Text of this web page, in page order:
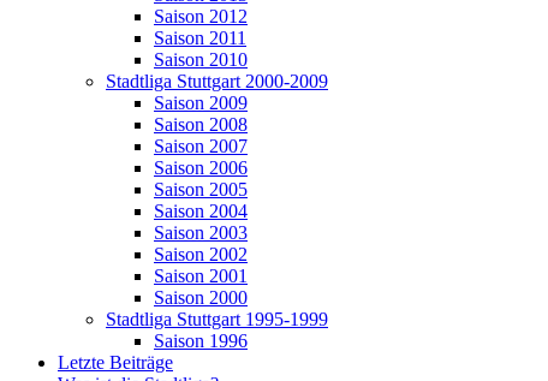
Saison 2012
Saison 2011
Saison 2010
Stadtliga Stuttgart 2000-2009
Saison 2009
Saison 2008
Saison 2007
Saison 2006
Saison 2005
Saison 2004
Saison 2003
Saison 2002
Saison 2001
Saison 2000
Stadtliga Stuttgart 1995-1999
Saison 1996
Letzte Beiträge